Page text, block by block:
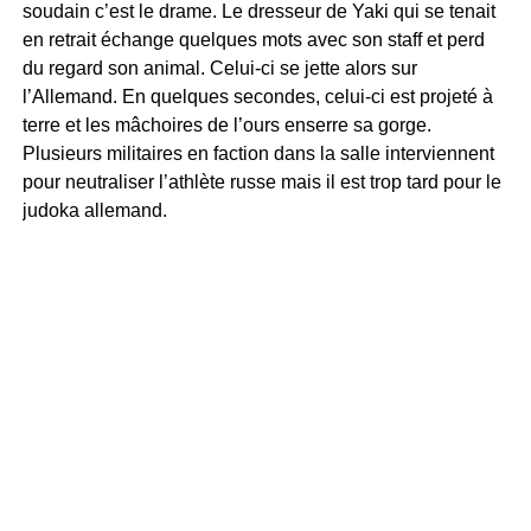
soudain c’est le drame. Le dresseur de Yaki qui se tenait
en retrait échange quelques mots avec son staff et perd
du regard son animal. Celui-ci se jette alors sur
l’Allemand. En quelques secondes, celui-ci est projeté à
terre et les mâchoires de l’ours enserre sa gorge.
Plusieurs militaires en faction dans la salle interviennent
pour neutraliser l’athlète russe mais il est trop tard pour le
judoka allemand.